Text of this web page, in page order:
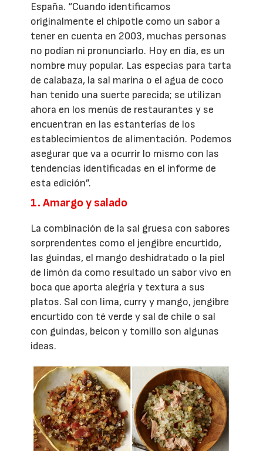
España. “Cuando identificamos
originalmente el chipotle como un sabor a
tener en cuenta en 2003, muchas personas
no podían ni pronunciarlo. Hoy en día, es un
nombre muy popular. Las especias para tarta
de calabaza, la sal marina o el agua de coco
han tenido una suerte parecida; se utilizan
ahora en los menús de restaurantes y se
encuentran en las estanterías de los
establecimientos de alimentación. Podemos
asegurar que va a ocurrir lo mismo con las
tendencias identificadas en el informe de
esta edición”.
1. Amargo y salado
La combinación de la sal gruesa con sabores
sorprendentes como el jengibre encurtido,
las guindas, el mango deshidratado o la piel
de limón da como resultado un sabor vivo en
boca que aporta alegría y textura a sus
platos. Sal con lima, curry y mango, jengibre
encurtido con té verde y sal de chile o sal
con guindas, beicon y tomillo son algunas
ideas.